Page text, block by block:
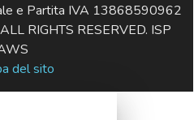
e Partita IVA 13868590962
RIGHTS RESERVED. ISP
del sito